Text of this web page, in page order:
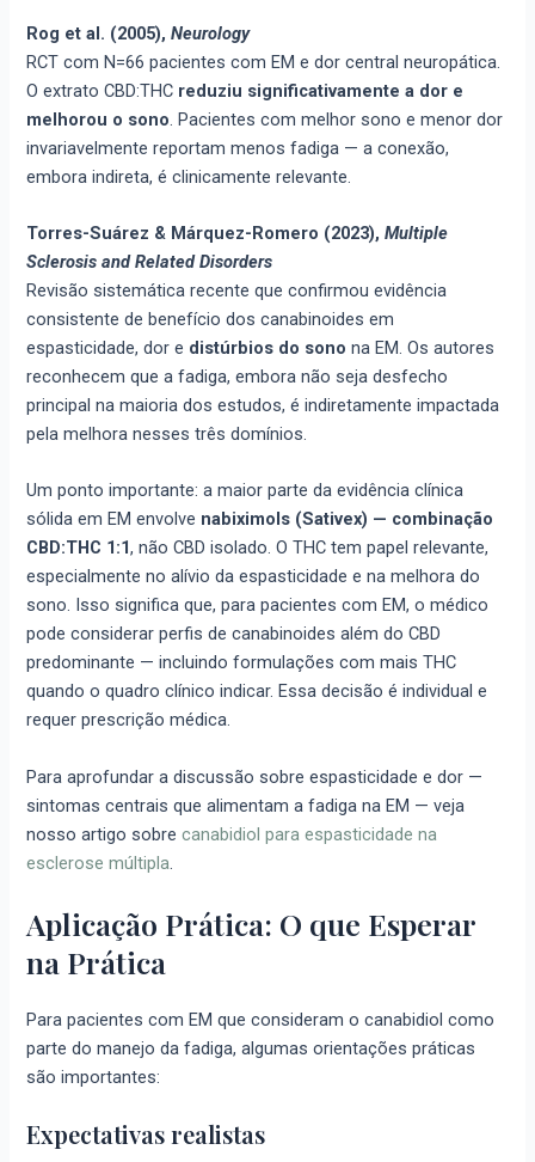
Rog et al. (2005),Neurology
RCT com N=66 pacientes com EM e dor central neuropática.
O extrato CBD:THC reduziu significativamente a dor e
melhorou o sono. Pacientes com melhor sono e menor dor
invariavelmente reportam menos fadiga — a conexão,
embora indireta, é clinicamente relevante.
Torres-Suárez & Márquez-Romero (2023),Multiple
Sclerosis and Related Disorders
Revisão sistemática recente que confirmou evidência
consistente de benefício dos canabinoides em
espasticidade, dor e distúrbios do sono na EM. Os autores
reconhecem que a fadiga, embora não seja desfecho
principal na maioria dos estudos, é indiretamente impactada
pela melhora nesses três domínios.
Um ponto importante: a maior parte da evidência clínica
sólida em EM envolve nabiximols (Sativex) — combinação
CBD:THC 1:1, não CBD isolado. O THC tem papel relevante,
especialmente no alívio da espasticidade e na melhora do
sono. Isso significa que, para pacientes com EM, o médico
pode considerar perfis de canabinoides além do CBD
predominante — incluindo formulações com mais THC
quando o quadro clínico indicar. Essa decisão é individual e
requer prescrição médica.
Para aprofundar a discussão sobre espasticidade e dor —
sintomas centrais que alimentam a fadiga na EM — veja
nosso artigo sobrecanabidiol para espasticidade na
esclerose múltipla.
Aplicação Prática: O que Esperar
na Prática
Para pacientes com EM que consideram o canabidiol como
parte do manejo da fadiga, algumas orientações práticas
são importantes:
Expectativas realistas